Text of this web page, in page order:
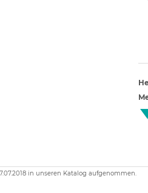
in unseren Katalog aufgenommen.